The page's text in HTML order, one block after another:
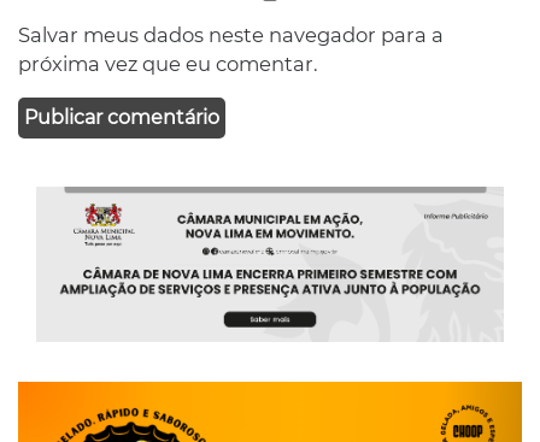
Salvar meus dados neste navegador para a
próxima vez que eu comentar.